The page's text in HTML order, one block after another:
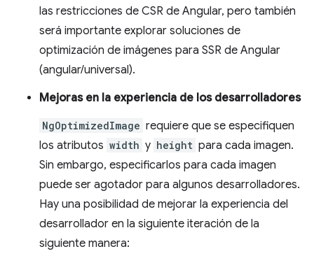
las restricciones de CSR de Angular, pero también
será importante explorar soluciones de
optimización de imágenes para SSR de Angular
(angular/universal).
Mejoras en la experiencia de los desarrolladores
NgOptimizedImage requiere que se especifiquen
los atributos width y height para cada imagen.
Sin embargo, especificarlos para cada imagen
puede ser agotador para algunos desarrolladores.
Hay una posibilidad de mejorar la experiencia del
desarrollador en la siguiente iteración de la
siguiente manera: